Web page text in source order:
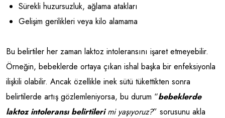
Sürekli huzursuzluk, ağlama atakları
Gelişim gerilikleri veya kilo alamama
Bu belirtiler her zaman laktoz intoleransını işaret etmeyebilir.
Örneğin, bebeklerde ortaya çıkan ishal başka bir enfeksiyonla
ilişkili olabilir. Ancak özellikle inek sütü tükettikten sonra
belirtilerde artış gözlemleniyorsa, bu durum “bebeklerde
laktoz intoleransı belirtilerimi yaşıyoruz?” sorusunu akla